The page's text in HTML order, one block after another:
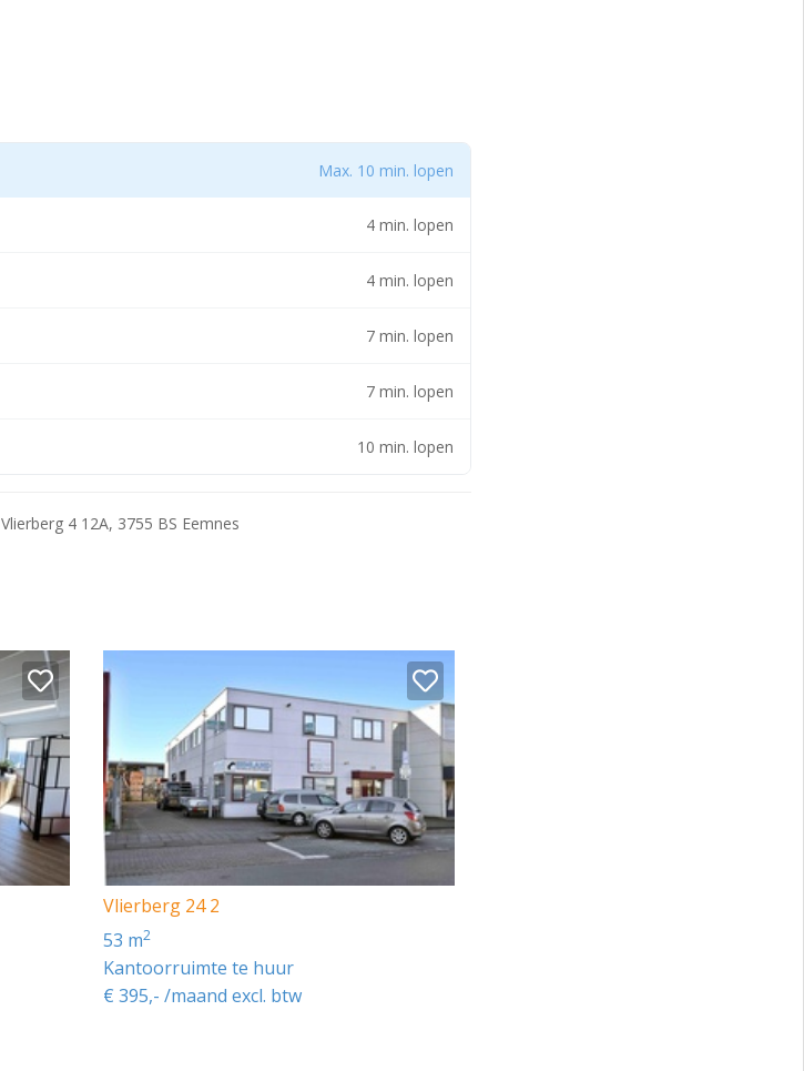
Max. 10 min. lopen
4 min. lopen
4 min. lopen
7 min. lopen
7 min. lopen
10 min. lopen
Vlierberg 4 12A, 3755 BS Eemnes
Vlierberg 24 2
53 m2
Kantoorruimte te huur
€ 395,- /maand excl. btw